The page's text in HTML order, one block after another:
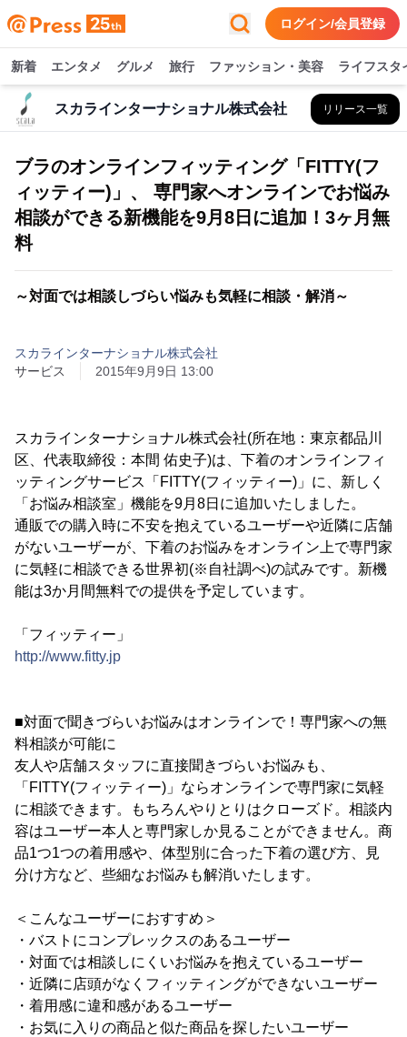
ログイン/会員登録
新着 エンタメ グルメ 旅行 ファッション・美容 ライフスタ
スカラインターナショナル株式会社 リリース一覧
ブラのオンラインフィッティング「FITTY(フ
ィッティー)」、 専門家へオンラインでお悩み
相談ができる新機能を9月8日に追加！3ヶ月無
料
～対面では相談しづらい悩みも気軽に相談・解消～
スカラインターナショナル株式会社
サービス
2015年9月9日 13:00
スカラインターナショナル株式会社(所在地：東京都品川
区、代表取締役：本間 佑史子)は、下着のオンラインフィ
ッティングサービス「FITTY(フィッティー)」に、新しく
「お悩み相談室」機能を9月8日に追加いたしました。
通販での購入時に不安を抱えているユーザーや近隣に店舗
がないユーザーが、下着のお悩みをオンライン上で専門家
に気軽に相談できる世界初(※自社調べ)の試みです。新機
能は3か月間無料での提供を予定しています。
「フィッティー」
http://www.fitty.jp
■対面で聞きづらいお悩みはオンラインで！専門家への無
料相談が可能に
友人や店舗スタッフに直接聞きづらいお悩みも、
「FITTY(フィッティー)」ならオンラインで専門家に気軽
に相談できます。もちろんやりとりはクローズド。相談内
容はユーザー本人と専門家しか見ることができません。商
品1つ1つの着用感や、体型別に合った下着の選び方、見
分け方など、些細なお悩みも解消いたします。
＜こんなユーザーにおすすめ＞
・バストにコンプレックスのあるユーザー
・対面では相談しにくいお悩みを抱えているユーザー
・近隣に店頭がなくフィッティングができないユーザー
・着用感に違和感があるユーザー
・お気に入りの商品と似た商品を探したいユーザー